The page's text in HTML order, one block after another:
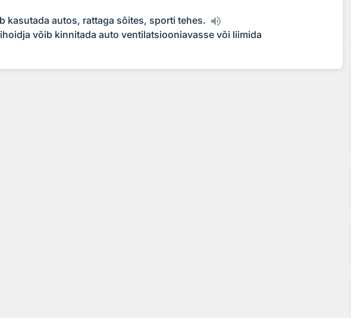
kasutada autos, rattaga sõites, sporti tehes.
võib kinnitada auto ventilatsiooniavasse või liimida